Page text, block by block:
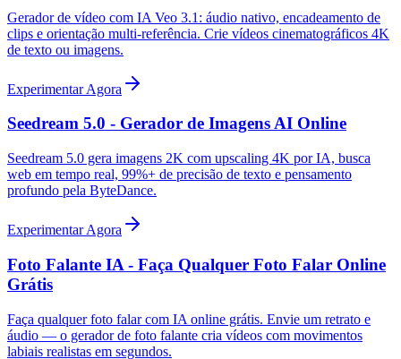
Gerador de vídeo com IA Veo 3.1: áudio nativo, encadeamento de
clips e orientação multi-referência. Crie vídeos cinematográficos 4K
de texto ou imagens.
Experimentar Agora
Seedream 5.0 - Gerador de Imagens AI Online
Seedream 5.0 gera imagens 2K com upscaling 4K por IA, busca
web em tempo real, 99%+ de precisão de texto e pensamento
profundo pela ByteDance.
Experimentar Agora
Foto Falante IA - Faça Qualquer Foto Falar Online
Grátis
Faça qualquer foto falar com IA online grátis. Envie um retrato e
áudio — o gerador de foto falante cria vídeos com movimentos
labiais realistas em segundos.